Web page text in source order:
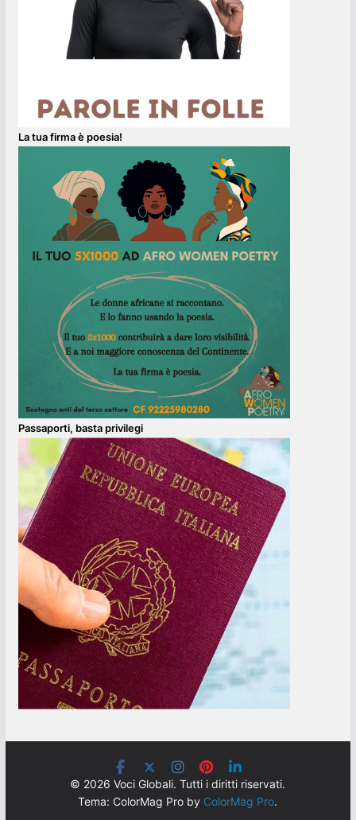
La tua firma è poesia!
Passaporti, basta privilegi
© 2026 Voci Globali. Tutti i diritti riservati.
Tema: ColorMag Pro by ColorMag Pro.